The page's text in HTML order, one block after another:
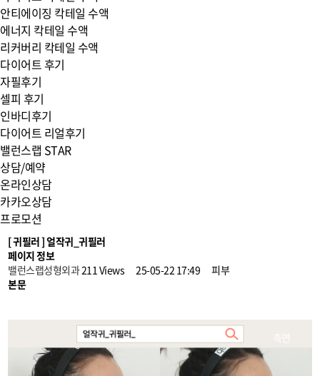
안티에이징 칵테일 수액
에너지 칵테일 수액
리커버리 칵테일 수액
다이어트 후기
자필후기
셀피 후기
인바디후기
다이어트 리얼후기
밸런스랩 STAR
상담/예약
온라인상담
카카오상담
프로모션
[ 귀필러 ] 얼작귀_귀필러
페이지 정보
밸런스랩성형외과211 Views 25-05-22 17:49
피부
본문